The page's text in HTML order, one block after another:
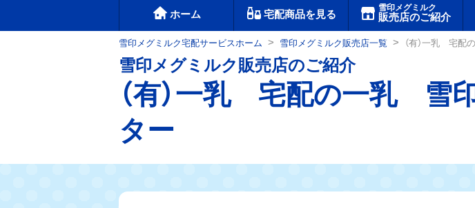
ホーム 宅配商品を見る 雪印メグミルク
販売店のご紹介
雪印メグミルク宅配サービスホーム > 雪印メグミルク販売店一覧 > （有）一乳 宅
雪印メグミルク販売店のご紹介
（有）一乳 宅配の一乳 雪
ター